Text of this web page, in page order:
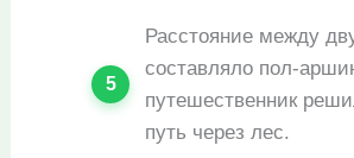
Расстояние между
составляло пол-
путешественник
путь через лес.